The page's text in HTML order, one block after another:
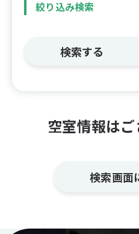
絞り込み検索
検索する
空室情報はご
検索画面